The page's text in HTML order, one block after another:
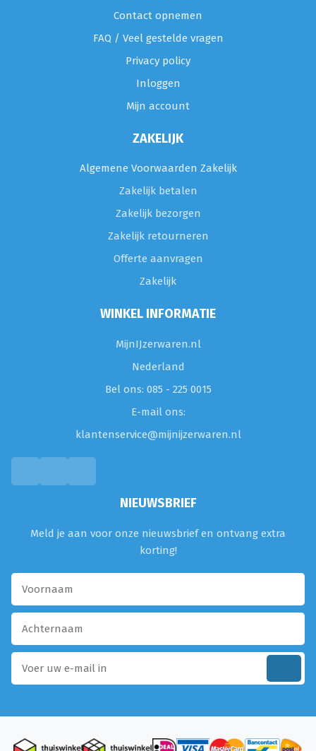
Contact opnemen
FAQ / Veel gestelde vragen
Privacy policy
Inloggen
Mijn account
ZAKELIJK
Algemene Voorwaarden Zakelijk
Zakelijk betalen
Zakelijk bezorgen
Zakelijk retourneren
Offerte aanvragen
Zakelijk
WINKEL INFORMATIE
MijnIJzerwaren.nl
Nederland
Bel ons: 085 - 225 0015
E-mail ons:
klantenservice@mijnijzerwaren.nl
NIEUWSBRIEF
Meld je aan voor onze nieuwsbrief en ontvang extra
korting!